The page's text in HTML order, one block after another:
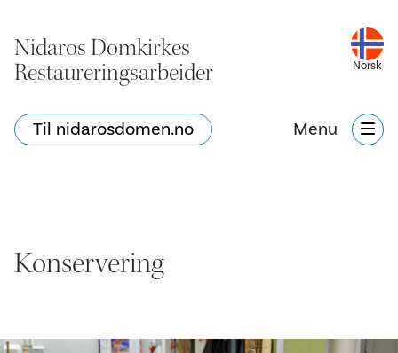
Nidaros Domkirkes
Restaureringsarbeider
Norsk
Til nidarosdomen.no Menu
Konservering